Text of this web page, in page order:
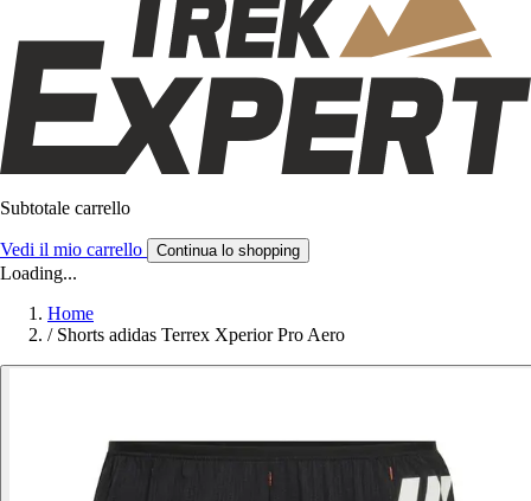
Subtotale carrello
Vedi il mio carrello Continua lo shopping
Loading...
Home
/ Shorts adidas Terrex Xperior Pro Aero